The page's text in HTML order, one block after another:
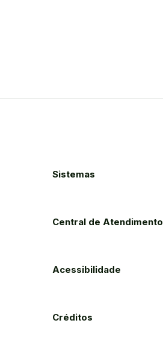
Sistemas
Central de Atendimento
Acessibilidade
Créditos